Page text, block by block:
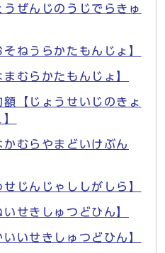
ぜんじのうじでらきゅ
ねうらかたもんじょ】
むらかたもんじょ】
【じょうせいじのきょ
むらやまどいけぶん
じんじゃししがしら】
せきしゅつどひん】
いせきしゅつどひん】